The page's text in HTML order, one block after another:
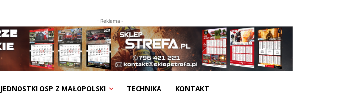
- Reklama -
JEDNOSTKI OSP Z MAŁOPOLSKI TECHNIKA KONTAKT